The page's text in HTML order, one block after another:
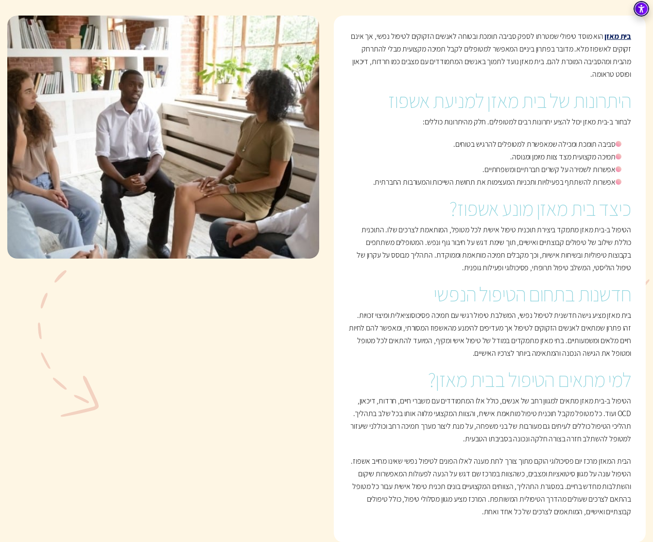
בית מאזןהוא מוסד טיפולי שמטרתו לספק סביבה תומכת ובטוחה לאנשים הזקוקים לטיפול נפשי, אך אינם
זקוקים לאשפוז מלא. מדובר בפתרון ביניים המאפשר למטופלים לקבל תמיכה מקצועית מבלי להתרחק
מהבית ומהסביבה המוכרת להם. בית מאזן נועד לתמוך באנשים המתמודדים עם מצבים כמו חרדות, דיכאון
ופוסט טראומה.
היתרונות של בית מאזן למניעת אשפוז
לבחור ב-בית מאזן יכול להציע יתרונות רבים למטופלים. חלק מהיתרונות כוללים:
סביבה תומכת ומכילה שמאפשרת למטופלים להרגיש בטוחים.
תמיכה מקצועית מצד צוות מיומן ומנוסה.
אפשרות לשמירה על קשרים חברתיים ומשפחתיים.
אפשרות להשתתף בפעילויות ותכניות המעצימות את תחושת השייכות והמעורבות החברתית.
כיצד בית מאזן מונע אשפוז?
הטיפול ב-בית מאזן מתמקד ביצירת תוכנית טיפול אישית לכל מטופל, המותאמת לצרכים שלו. התוכנית
כוללת שילוב של טיפולים קבוצתיים ואישיים, תוך שימת דגש על חיבור גוף ונפש. המטופלים משתתפים
בקבוצות טיפוליות ובשיחות אישיות, וכך מקבלים תמיכה מותאמת וממוקדת. התהליך מבוסס על עקרון של
טיפול הוליסטי, המשלב טיפול תרופתי, פסיכולוגי ופעילות גופנית.
חדשנות בתחום הטיפול הנפשי
בית מאזן מציע גישה חדשנית לטיפול נפשי, המשלבת טיפול רגשי עם תמיכה פסיכוסוציאלית ומיצוי זכויות.
זהו פתרון שמתאים לאנשים הזקוקים לטיפול אך מעדיפים להימנע מהאשפוז המסורתי, ומאפשר להם לחיות
חיים מלאים ומשמעותיים. בתי מאזן מתמקדים במודל של טיפול אישי ומקיף, המיועד להתאים לכל מטופל
ומטופל את הגישה הנכונה והמתאימה ביותר לצרכיו האישיים.
למי מתאים הטיפול בבית מאזן?
הטיפול ב-בית מאזן מתאים למגוון רחב של אנשים, כולל אלו המתמודדים עם משברי חיים, חרדות, דיכאון,
OCD ועוד. כל מטופל מקבל תוכנית טיפול מותאמת אישית, והצוות המקצועי מלווה אותו בכל שלב בתהליך.
תהליכי הטיפול כוללים לעיתים גם מעורבות של בני משפחה, על מנת ליצור מערך תמיכה רחב וכוללני שיעזור
למטופל להשתלב חזרה בצורה חלקה ונכונה בסביבתו הטבעית.
הבית המאזן מרכז יום פסיכולוגי הוקם מתוך צורך לתת מענה לאלו הפונים לטיפול נפשי שאינו מחייב אשפוז.
הטיפול עונה על מגוון סיטואציות ומצבים, כשהצוות במרכז שם דגש על הנעה לפעולות המאפשרות שיקום
והשתלבות מחדש בחיים. במסגרת התהליך, הצוותים המקצועיים בונים תכנית טיפול אישית עבור כל מטופל
בהתאם לצרכים שעולים מהדרך הטיפולית המשותפת. המרכז מציע מגוון מסלולי טיפול, כולל טיפולים
קבוצתיים ואישיים, המותאמים לצרכים של כל אחד ואחת.